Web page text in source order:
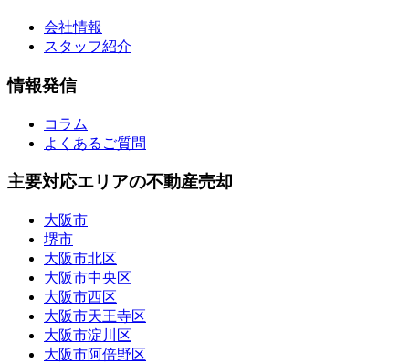
会社情報
スタッフ紹介
情報発信
コラム
よくあるご質問
主要対応エリアの不動産売却
大阪市
堺市
大阪市北区
大阪市中央区
大阪市西区
大阪市天王寺区
大阪市淀川区
大阪市阿倍野区